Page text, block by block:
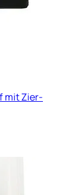
mit Zier-